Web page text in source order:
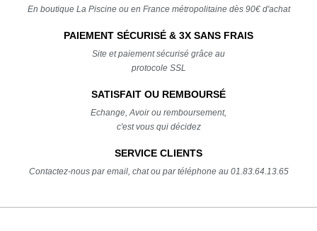
En boutique La Piscine ou en France métropolitaine dès 90€ d'achat
PAIEMENT SÉCURISÉ & 3X SANS FRAIS
Site et paiement sécurisé grâce au
protocole SSL
SATISFAIT OU REMBOURSÉ
Echange, Avoir ou remboursement,
c'est vous qui décidez
SERVICE CLIENTS
Contactez-nous par email, chat ou par téléphone au 01.83.64.13.65